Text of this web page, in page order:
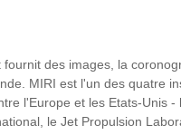
des images, la
MIRI est l'un des quatre
l'Europe et les Etats-Unis -
le Jet Propulsion